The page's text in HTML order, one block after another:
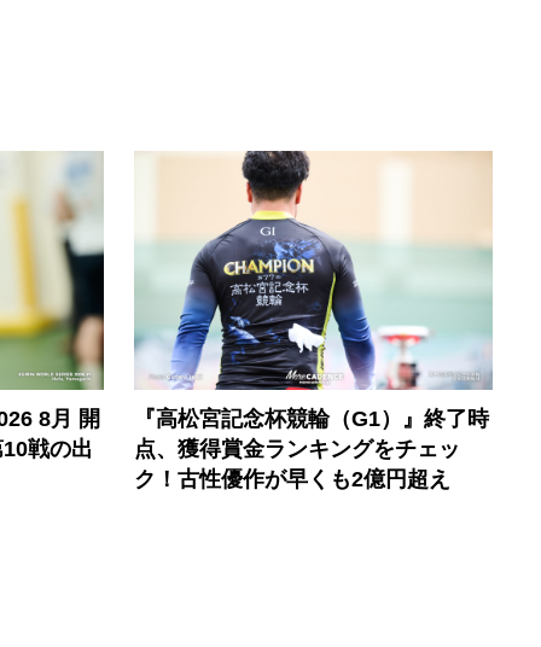
8月 開
戦の出
『高松宮記念杯競輪（G1）』終了時
点、獲得賞金ランキングをチェッ
ク！古性優作が早くも2億円超え